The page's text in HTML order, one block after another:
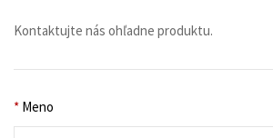
Kontaktujte nás ohľadne produktu.
* Meno